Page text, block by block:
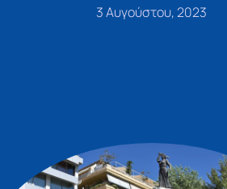
3 Αυγούστου, 2023